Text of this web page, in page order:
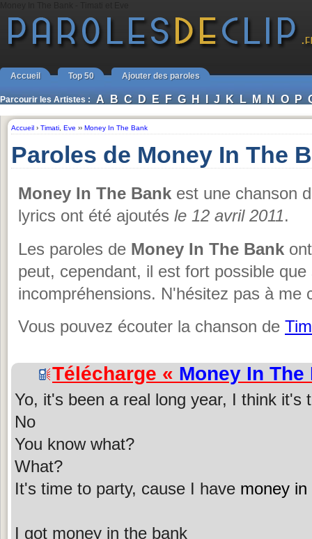
Accueil Top 50 Ajouter des paroles
Parcourir les Artistes : A B C D E F G H I J K L M N O P
Accueil › Timati Eve ›› Money In The Bank
Paroles de Money In The
Money In The Bank est une chanson
lyrics ont été ajoutés le 12 avril 2011.
Les paroles de Money In The Bank
peut, cependant, il est fort possible
incompréhensions. N'hésitez pas à me
Vous pouvez écouter la chanson de
Télécharge « Money In The
Yo, it's been a real long year, I think it's
No
You know what?
What?
It's time to party, cause I have money
I got money in the bank